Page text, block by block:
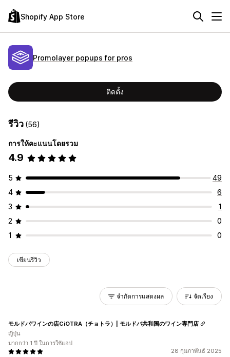
Shopify App Store
Promolayer popups for pros
ติดตั้ง
รีวิว (56)
การให้คะแนนโดยรวม
4.9
5
49
4
6
3
1
2
0
1
0
เขียนรีวิว
จำกัดการแสดงผล จัดเรียง
28 กุมภาพันธ์ 2025
モルドバワインの店CiOTRA（チョトラ）| モルドバ共和国のワイン専門店
ญี่ปุ่น
มากกว่า 1 ปี ในการใช้แอป